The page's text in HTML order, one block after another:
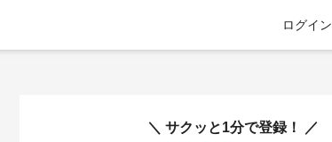
ログイン
サクッと1分で登録！